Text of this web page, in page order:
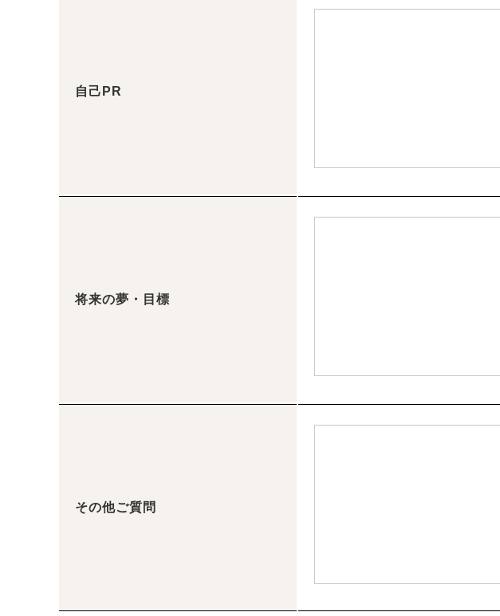
自己PR
将来の夢・目標
その他ご質問